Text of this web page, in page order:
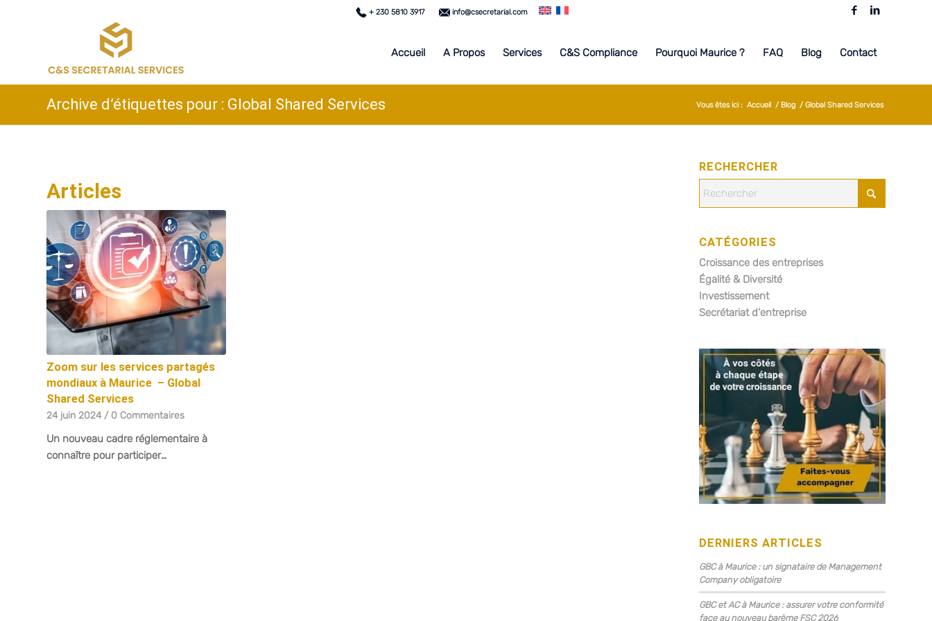
+ 230 5810 3917 info@csecretarial.com
Accueil A Propos Services C&S Compliance Pourquoi Maurice ? FAQ Blog Contact
Archive d’étiquettes pour : Global Shared Services Vous êtes ici : Accueil / Blog / Global Shared Services
Articles
Zoom sur les services partagés
mondiaux à Maurice – Global
Shared Services
24 juin 2024 / 0 Commentaires
Un nouveau cadre réglementaire à
connaître pour participer…
RECHERCHER
CATÉGORIES
Croissance des entreprises
Égalité & Diversité
Investissement
Secrétariat d’entreprise
DERNIERS ARTICLES
GBC à Maurice : un signataire de Management
Company obligatoire
GBC et AC à Maurice : assurer votre conformité
face au nouveau barème FSC 2026